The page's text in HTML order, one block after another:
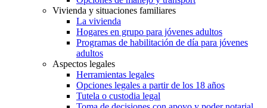
Vivienda y situaciones familiares
La vivienda
Hogares en grupo para jóvenes adultos
Programas de habilitación de día para jóvenes
adultos
Aspectos legales
Herramientas legales
Opciones legales a partir de los 18 años
Tutela o custodia legal